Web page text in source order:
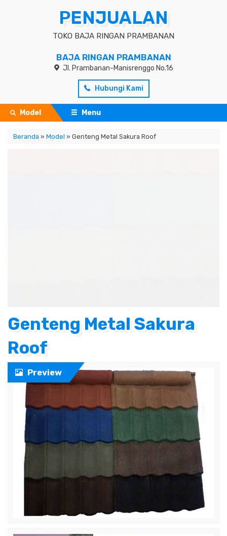
PENJUALAN
TOKO BAJA RINGAN PRAMBANAN
BAJA RINGAN PRAMBANAN
Jl. Prambanan-Manisrenggo No.16
Hubungi Kami
Model Menu
Beranda » Model » Genteng Metal Sakura Roof
Genteng Metal Sakura
Roof
Preview